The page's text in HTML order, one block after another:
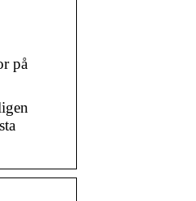
på